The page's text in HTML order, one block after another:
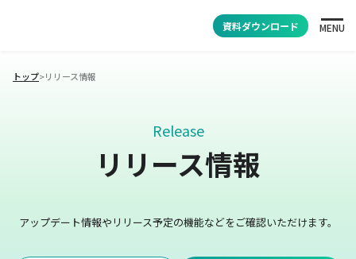
資料ダウンロード MENU
トップ>リリース情報
Release
リリース情報
アップデート情報やリリース予定の機能などをご確認いただけます。